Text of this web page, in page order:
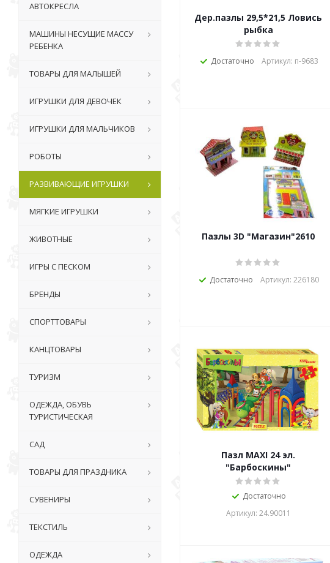
Дер.пазлы 29,5*21,5 Ловись
рыбка
Достаточно Артикул: п-9683
Пазлы 3D "Магазин"2610
Достаточно Артикул: 226180
Пазл МАXI 24 эл.
"Барбоскины"
Достаточно
Артикул: 24.90011
АВТОКРЕСЛА
МАШИНЫ НЕСУЩИЕ МАССУ
РЕБЕНКА
ТОВАРЫ ДЛЯ МАЛЫШЕЙ
ИГРУШКИ ДЛЯ ДЕВОЧЕК
ИГРУШКИ ДЛЯ МАЛЬЧИКОВ
РОБОТЫ
РАЗВИВАЮЩИЕ ИГРУШКИ
МЯГКИЕ ИГРУШКИ
ЖИВОТНЫЕ
ИГРЫ С ПЕСКОМ
БРЕНДЫ
СПОРТТОВАРЫ
КАНЦТОВАРЫ
ТУРИЗМ
ОДЕЖДА, ОБУВЬ
ТУРИСТИЧЕСКАЯ
САД
ТОВАРЫ ДЛЯ ПРАЗДНИКА
СУВЕНИРЫ
ТЕКСТИЛЬ
ОДЕЖДА